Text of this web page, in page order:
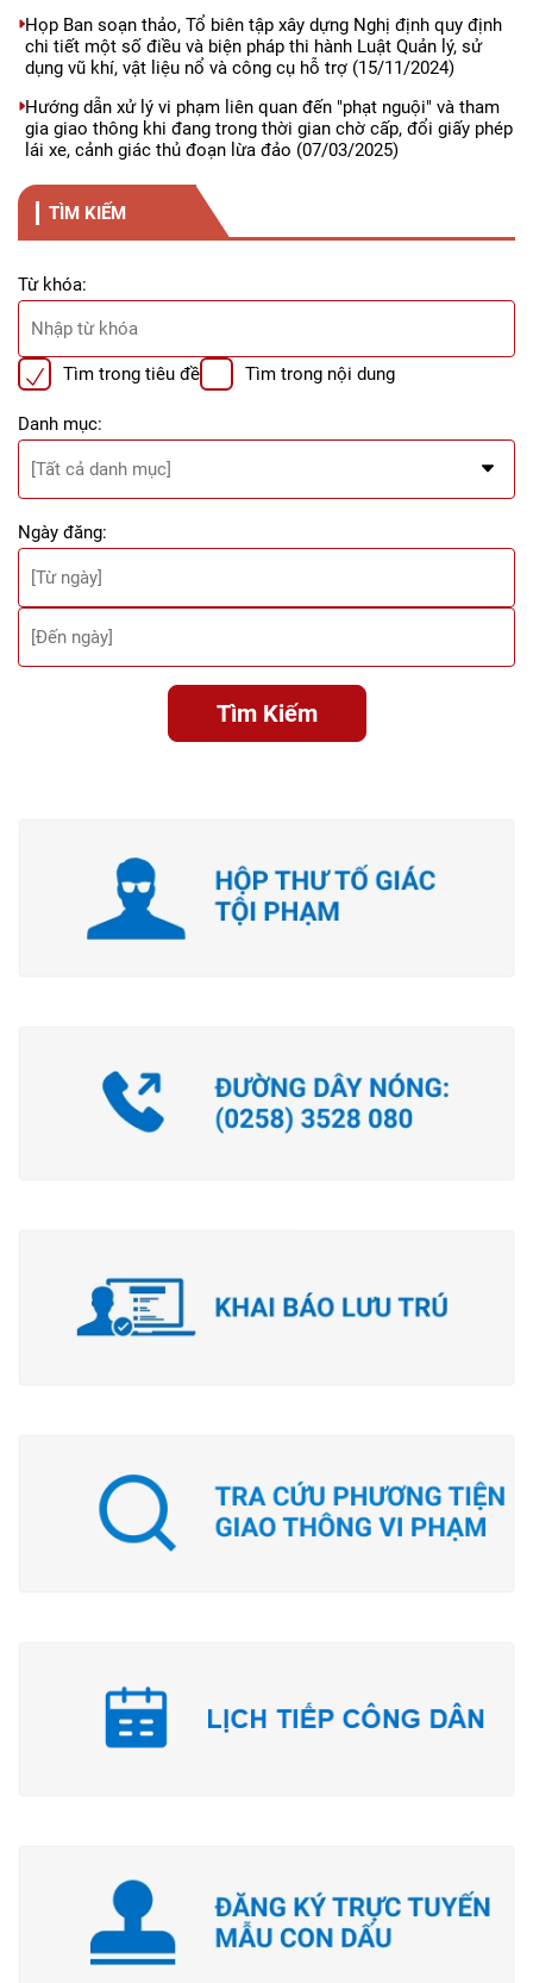
Họp Ban soạn thảo, Tổ biên tập xây dựng Nghị định quy định
chi tiết một số điều và biện pháp thi hành Luật Quản lý, sử
dụng vũ khí, vật liệu nổ và công cụ hỗ trợ(15/11/2024)
Hướng dẫn xử lý vi phạm liên quan đến "phạt nguội" và tham
gia giao thông khi đang trong thời gian chờ cấp, đổi giấy phép
lái xe, cảnh giác thủ đoạn lừa đảo (07/03/2025)
TÌM KIẾM
Từ khóa:
Tìm trong tiêu đề Tìm trong nội dung
Danh mục:
Ngày đăng:
Tìm Kiếm